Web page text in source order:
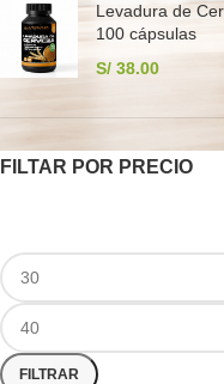
Levadura de
100 cápsulas
S/ 38.00
FILTAR POR PRECIO
FILTRAR